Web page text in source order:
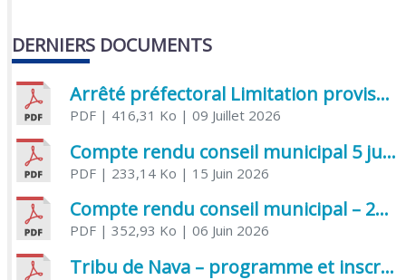
DERNIERS DOCUMENTS
Arrêté préfectoral Limitation provisoire des usages de l’eau
PDF| 416,31 Ko | 09 Juillet 2026
Compte rendu conseil municipal 5 juin 2026 sénatoriale
PDF| 233,14 Ko | 15 Juin 2026
Compte rendu conseil municipal – 21 avril 2026
PDF| 352,93 Ko | 06 Juin 2026
Tribu de Nava – programme et inscriptions été 2026